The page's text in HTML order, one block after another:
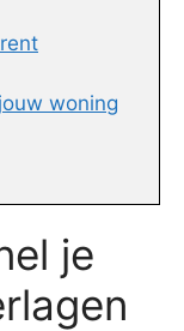
woning
je